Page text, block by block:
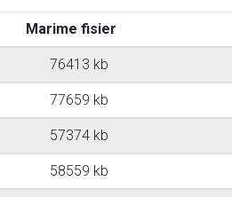
Marime fisier
76413 kb
77659 kb
57374 kb
58559 kb